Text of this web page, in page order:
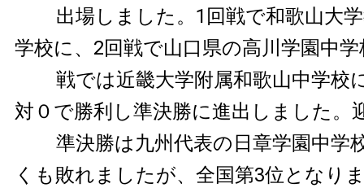
出場しました。1回戦で和歌山大
学校に、2回戦で山口県の高川学園中
戦では近畿大学附属和歌山中学校
対０で勝利し準決勝に進出しました。
準決勝は九州代表の日章学園中学
くも敗れましたが、全国第3位となり